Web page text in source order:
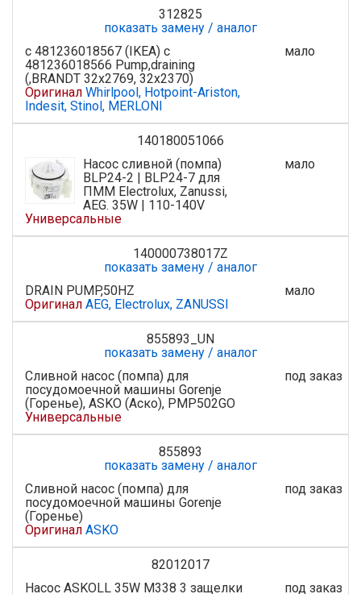
312825
показать замену / аналог
с 481236018567 (IKEA) с
481236018566 Pump,draining
(,BRANDT 32x2769, 32x2370)
Оригинал Whirlpool, Hotpoint-Ariston,
Indesit, Stinol, MERLONI
мало
140180051066
Насос сливной (помпа)
BLP24-2 | BLP24-7 для
ПММ Electrolux, Zanussi,
AEG. 35W | 110-140V
Универсальные
мало
140000738017Z
показать замену / аналог
DRAIN PUMP,50HZ
Оригинал AEG, Electrolux, ZANUSSI
мало
855893_UN
показать замену / аналог
Сливной насос (помпа) для
посудомоечной машины Gorenje
(Горенье), ASKO (Аско), PMP502GO
Универсальные
под заказ
855893
показать замену / аналог
Сливной насос (помпа) для
посудомоечной машины Gorenje
(Горенье)
Оригинал ASKO
под заказ
82012017
Насос ASKOLL 35W M338 3 защелки
под заказ